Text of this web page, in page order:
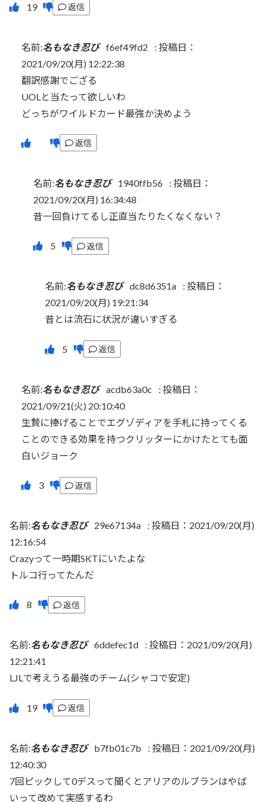
返信
名前:名もなき忍び f6ef49fd2 : 投稿日：
2021/09/20(月) 12:22:38
翻訳感謝でござる
UOLと当たって欲しいわ
どっちがワイルドカード最強か決めよう
返信
名前:名もなき忍び 1940ffb56 : 投稿日：
2021/09/20(月) 16:34:48
昔一回負けてるし正直当たりたくなくない？
返信
名前:名もなき忍び dc8d6351a : 投稿日：
2021/09/20(月) 19:21:34
昔とは流石に状況が違いすぎる
返信
名前:名もなき忍び acdb63a0c : 投稿日：
2021/09/21(火) 20:10:40
生贄に捧げることでエグゾディアを手札に持ってくる
ことのできる効果を持つクリッターにかけたとても面
白いジョーク
返信
名前:名もなき忍び 29e67134a : 投稿日：2021/09/20(月)
12:16:54
Crazyって一時期SKTにいたよな
トルコ行ってたんだ
返信
名前:名もなき忍び 6ddefec1d : 投稿日：2021/09/20(月)
12:21:41
LJLで考えうる最強のチーム(シャコで安定)
返信
名前:名もなき忍び b7fb01c7b : 投稿日：2021/09/20(月)
12:40:30
7回ピックして0デスって聞くとアリアのルブランはやば
いって改めて実感するわ